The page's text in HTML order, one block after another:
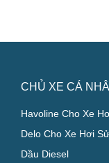
CHỦ XE CÁ
Havoline Cho Xe
Delo Cho Xe Hơi
Dầu Diesel